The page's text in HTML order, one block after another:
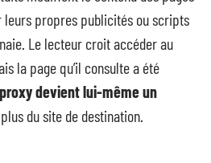
propres publicités ou scripts
Le lecteur croit accéder au
la page qu’il consulte a été
devient lui-même un
du site de destination.